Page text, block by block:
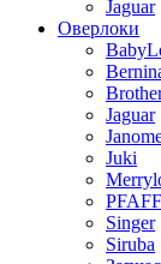
Jaguar
Оверлоки
Jaguar
Juki
PFAFF
Singer
Siruba